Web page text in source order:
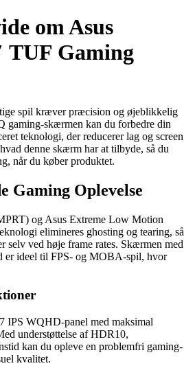
om Asus
TUF Gaming
spil kræver præcision og øjeblikkelig
gaming-skærmen kan du forbedre din
teknologi, der reducerer lag og screen
denne skærm har at tilbyde, så du
når du køber produktet.
Gaming Oplevelse
og Asus Extreme Low Motion
elimineres ghosting og tearing, så
selv ved høje frame rates. Skærmen med
er ideel til FPS- og MOBA-spil, hvor
IPS WQHD-panel med maksimal
understøttelse af HDR10,
kan du opleve en problemfri gaming-
kvalitet.